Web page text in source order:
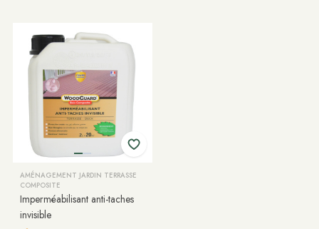
AMÉNAGEMENT JARDIN TERRASSE
COMPOSITE
Imperméabilisant anti-taches
invisible